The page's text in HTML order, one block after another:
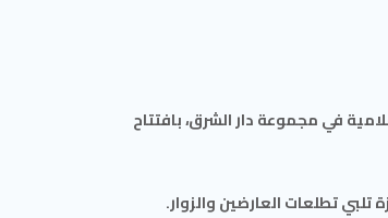
في مجموعة دار الشرق، بافتتاح
تطلعات العارضين والزوار.